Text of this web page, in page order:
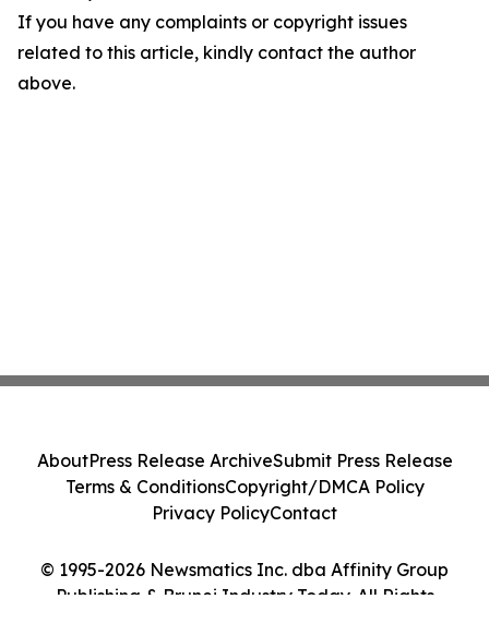
If you have any complaints or copyright issues
related to this article, kindly contact the author
above.
© 1995-2026 Newsmatics Inc. dba Affinity Group
Publishing & Brunei Industry Today. All Rights
AboutPress Release ArchiveSubmit Press Release
Terms & ConditionsCopyright/DMCA Policy
Privacy PolicyContact